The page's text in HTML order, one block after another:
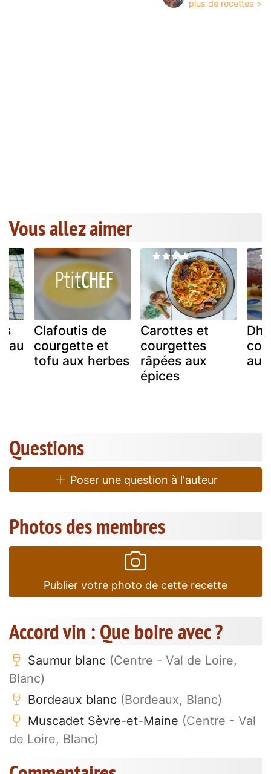
Vous allez aimer
au
Clafoutis de
courgette et
tofu aux herbes
Carottes et
courgettes
râpées aux
épices
Questions
Poser une question à l'auteur
Photos des membres
Publier votre photo de cette recette
Accord vin : Que boire avec ?
Saumur blanc (Centre - Val de Loire,
Blanc)
Bordeaux blanc (Bordeaux, Blanc)
Muscadet Sèvre-et-Maine (Centre - Val
de Loire, Blanc)